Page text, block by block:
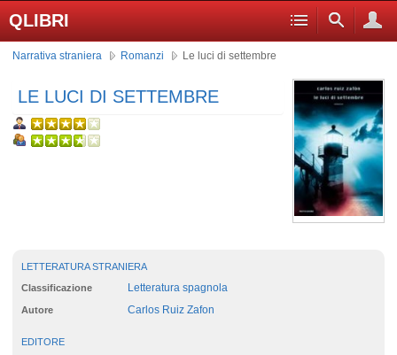
QLIBRI
Narrativa straniera Romanzi Le luci di settembre
LE LUCI DI SETTEMBRE
LETTERATURA STRANIERA
Classificazione Letteratura spagnola
Autore Carlos Ruiz Zafon
EDITORE